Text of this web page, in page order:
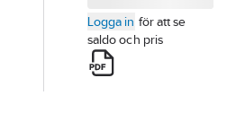
Logga in för att se
saldo och pris